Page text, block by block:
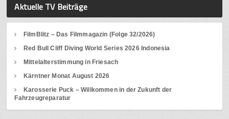
Aktuelle TV Beiträge
FilmBlitz – Das Filmmagazin (Folge 32/2026)
Red Bull Cliff Diving World Series 2026 Indonesia
Mittelalterstimmung in Friesach
Kärntner Monat August 2026
Karosserie Puck – Willkommen in der Zukunft der
Fahrzeugreparatur